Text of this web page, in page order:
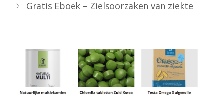
Gratis Eboek – Zielsoorzaken van ziekte